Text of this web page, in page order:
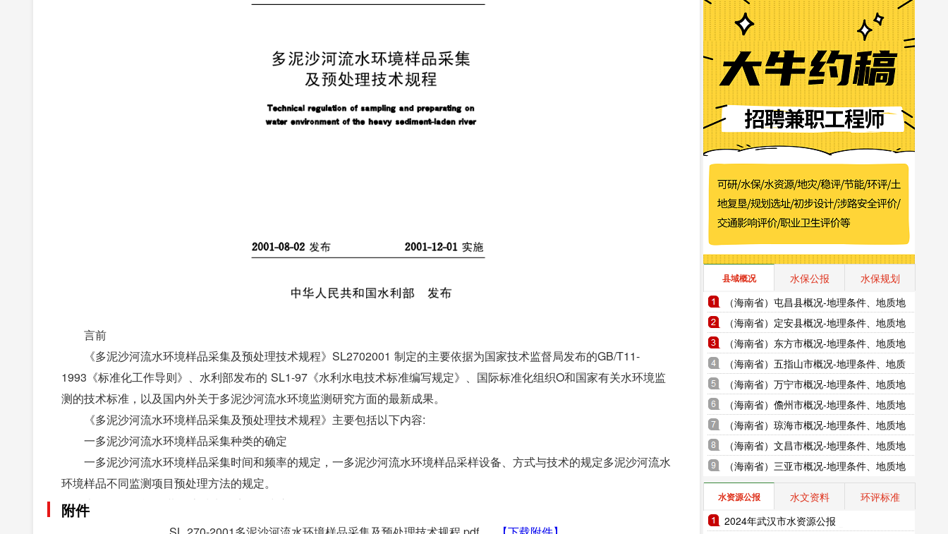
言前
《多泥沙河流水环境样品采集及预处理技术规程》SL2702001 制定的主要依据为国家技术监督局发布的GB/T11-
1993《标准化工作导则》、水利部发布的 SL1-97《水利水电技术标准编写规定》、国际标准化组织O和国家有关水环境监
测的技术标准，以及国内外关于多泥沙河流水环境监测研究方面的最新成果。
《多泥沙河流水环境样品采集及预处理技术规程》主要包括以下内容:
一多泥沙河流水环境样品采集种类的确定
一多泥沙河流水环境样品采集时间和频率的规定，一多泥沙河流水环境样品采样设备、方式与技术的规定多泥沙河流水
环境样品不同监测项目预处理方法的规定。
本规程解释单位:黄河流域水环境监测中心
本规程主编单位:黄河流域水环境监测中心
附件
县域概况 水保公报
水保规划
（海南省）屯昌县概况-地理条件、地质地
貌、气象水文、地形图水系图
（海南省）定安县概况-地理条件、地质地
貌、气象水文、地形图水系图
（海南省）东方市概况-地理条件、地质地
貌、气象水文、地形图水系图
（海南省）五指山市概况-地理条件、地质
地貌、气象水文、地形图水系图
（海南省）万宁市概况-地理条件、地质地
貌、气象水文、地形图水系图
（海南省）儋州市概况-地理条件、地质地
貌、气象水文、地形图水系图
（海南省）琼海市概况-地理条件、地质地
貌、气象水文、地形图水系图
（海南省）文昌市概况-地理条件、地质地
貌、气象水文、地形图水系图
（海南省）三亚市概况-地理条件、地质地
貌、气象水文、地形图水系图
水资源公报 水文资料
环评标准
2024年武汉市水资源公报